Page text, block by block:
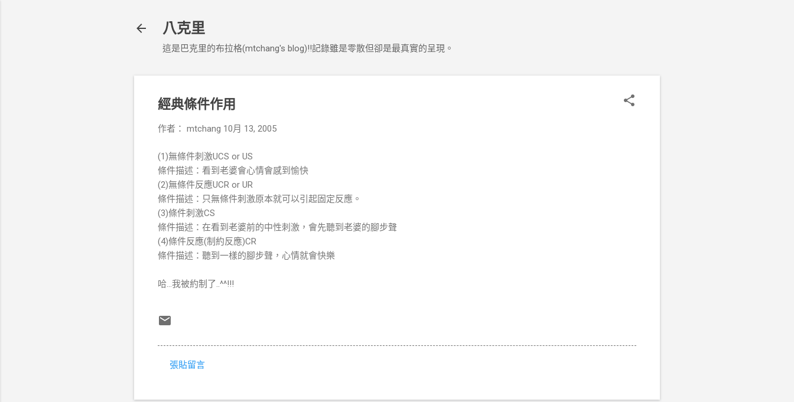
八克里
這是巴克里的布拉格(mtchang's blog)!!記錄雖是零散但卻是最真實的呈現。
經典條件作用
作者： mtchang 10月 13, 2005
(1)無條件刺激UCS or US
條件描述：看到老婆會心情會感到愉快
(2)無條件反應UCR or UR
條件描述：只無條件刺激原本就可以引起固定反應。
(3)條件刺激CS
條件描述：在看到老婆前的中性刺激，會先聽到老婆的腳步聲
(4)條件反應(制約反應)CR
條件描述：聽到一樣的腳步聲，心情就會快樂
哈...我被約制了..^^!!!
張貼留言